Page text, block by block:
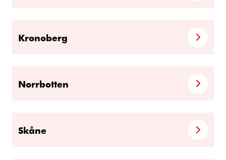
Kronoberg
Norrbotten
Skåne